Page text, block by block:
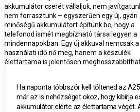
akkumulátor cserét vállaljuk, nem
nem forrasztunk – egyszerűen egy új, gyári
minőségű akkumulátort építünk be, hogy a
telefonod ismét megbízható társa legyen a
mindennapokban. Egy új akkuval nemcsak a
használati idő nő meg, hanem a készülék
élettartama is jelentősen
Ha naponta többször kell töltened az
már az is nehézséget okoz, hogy kibírja
akkumulátor elérte az élettartama végét.